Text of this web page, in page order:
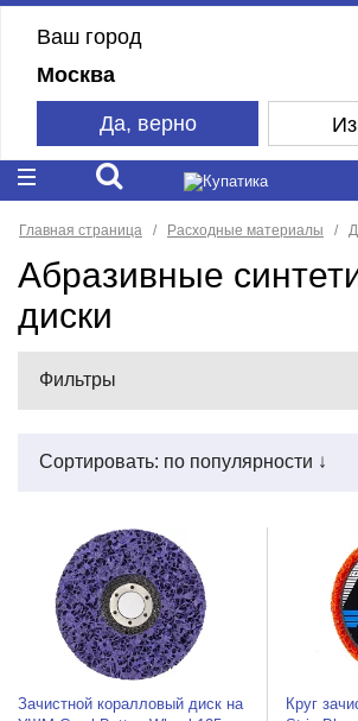
Ваш город
Москва
Да, верно
Главная страница Расходные материалы
Абразивные
диски
Фильтры
Сортировать: по популярности ↓
Зачистной коралловый диск на
Круг